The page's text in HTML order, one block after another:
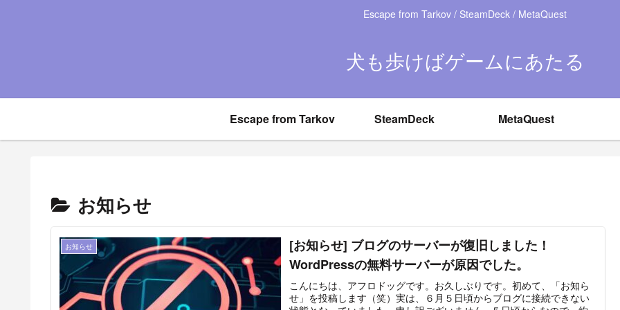
Escape from Tarkov / SteamDeck / MetaQuest
犬も歩けばゲームにあたる
Escape from Tarkov SteamDeck MetaQuest
お知らせ
お知らせ
[お知らせ] ブログのサーバーが復旧しました！
WordPressの無料サーバーが原因でした。
こんにちは、アフロドッグです。お久しぶりです。初めて、「お知ら
せ」を投稿します（笑）実は、６月５日頃からブログに接続できない